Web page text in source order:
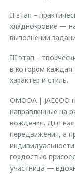
II этап –
хладнокровие —
выполнении
III этап –
в котором каждая
характер и стиль.
OMODA |
направленные на
вождения. Для
передвижения, а
гордостью
участница —